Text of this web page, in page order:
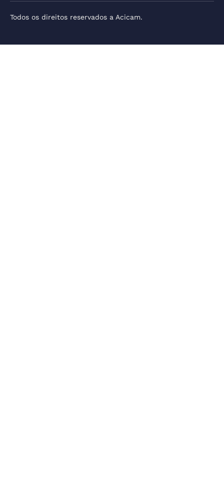
Todos os direitos reservados a Acicam.